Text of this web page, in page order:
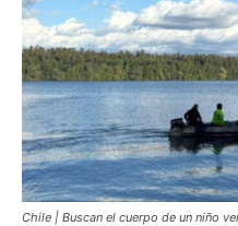
Chile | Buscan el cuerpo de un niño